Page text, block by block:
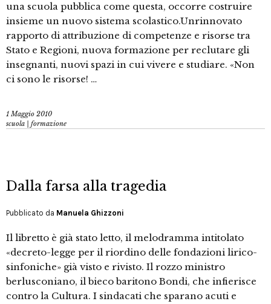
una scuola pubblica come questa, occorre costruire
insieme un nuovo sistema scolastico.Unrinnovato
rapporto di attribuzione di competenze e risorse tra
Stato e Regioni, nuova formazione per reclutare gli
insegnanti, nuovi spazi in cui vivere e studiare. «Non
ci sono le risorse! …
1 Maggio 2010
scuola | formazione
Dalla farsa alla tragedia
Pubblicato da Manuela Ghizzoni
Il libretto è già stato letto, il melodramma intitolato
«decreto-legge per il riordino delle fondazioni lirico-
sinfoniche» già visto e rivisto. Il rozzo ministro
berlusconiano, il bieco baritono Bondi, che infierisce
contro la Cultura. I sindacati che sparano acuti e